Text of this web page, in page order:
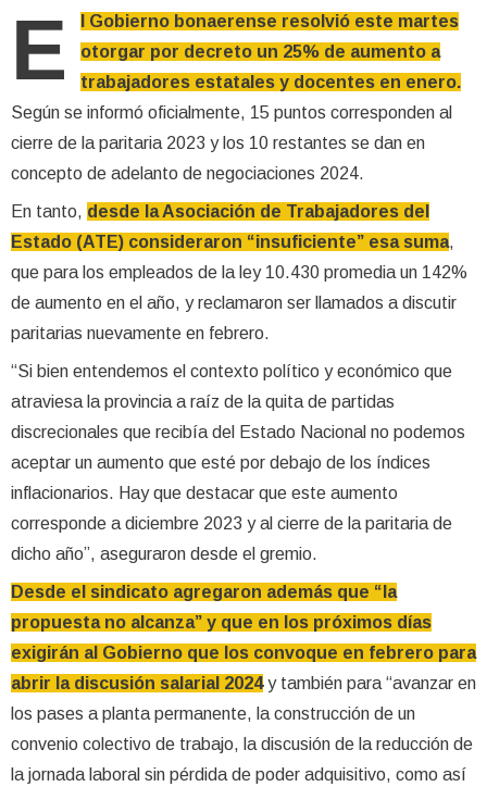
E
l Gobierno bonaerense resolvió este martes
otorgar por decreto un 25% de aumento a
trabajadores estatales y docentes en enero.
Según se informó oficialmente, 15 puntos corresponden al
cierre de la paritaria 2023 y los 10 restantes se dan en
concepto de adelanto de negociaciones 2024.
En tanto, desde la Asociación de Trabajadores del
Estado (ATE) consideraron “insuficiente” esa suma,
que para los empleados de la ley 10.430 promedia un 142%
de aumento en el año, y reclamaron ser llamados a discutir
paritarias nuevamente en febrero.
“Si bien entendemos el contexto político y económico que
atraviesa la provincia a raíz de la quita de partidas
discrecionales que recibía del Estado Nacional no podemos
aceptar un aumento que esté por debajo de los índices
inflacionarios. Hay que destacar que este aumento
corresponde a diciembre 2023 y al cierre de la paritaria de
dicho año”, aseguraron desde el gremio.
Desde el sindicato agregaron además que “la
propuesta no alcanza” y que en los próximos días
exigirán al Gobierno que los convoque en febrero para
abrir la discusión salarial 2024y también para “avanzar en
los pases a planta permanente, la construcción de un
convenio colectivo de trabajo, la discusión de la reducción de
la jornada laboral sin pérdida de poder adquisitivo, como así